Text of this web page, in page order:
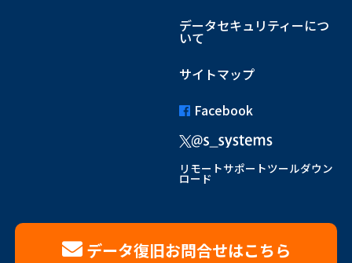
データセキュリティーにつ
いて
サイトマップ
Facebook
リモートサポートツールダウン
ロード
データ復旧お問合せはこちら